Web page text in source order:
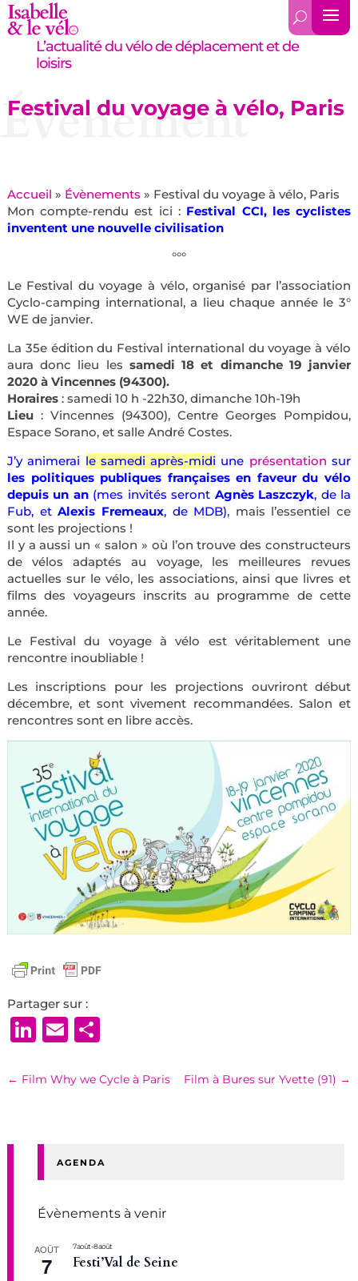
L’actualité du vélo de déplacement et de
loisirs
Festival du voyage à vélo, Paris
Évènement
Accueil » Évènements » Festival du voyage à vélo, Paris
Mon compte-rendu est ici : Festival CCI, les cyclistes
inventent une nouvelle civilisation
°°°
Le Festival du voyage à vélo, organisé par l’association
Cyclo-camping international, a lieu chaque année le 3°
WE de janvier.
La 35e édition du Festival international du voyage à vélo
aura donc lieu les samedi 18 et dimanche 19 janvier
2020 à Vincennes (94300).
Horaires: samedi 10 h -22h30, dimanche 10h-19h
Lieu: Vincennes (94300), Centre Georges Pompidou,
Espace Sorano, et salle André Costes.
J’y animerai le samedi après-midi une présentation sur
les politiques publiques françaises en faveur du vélo
depuis un an (mes invités seront Agnès Laszczyk, de la
Fub, etAlexis Fremeaux, de MDB), mais l’essentiel ce
sont les projections !
Il y a aussi un « salon » où l’on trouve des constructeurs
de vélos adaptés au voyage, les meilleures revues
actuelles sur le vélo, les associations, ainsi que livres et
films des voyageurs inscrits au programme de cette
année.
Le Festival du voyage à vélo est véritablement une
rencontre inoubliable !
Les inscriptions pour les projections ouvriront début
décembre, et sont vivement recommandées. Salon et
rencontres sont en libre accès.
Partager sur :
LinkedIn
EmailPartager
← Film Why we Cycle à Paris Film à Bures sur Yvette (91) →
AGENDA
Évènements à venir
AOÛT
7
7 août-8 août
Festi’Val de Seine